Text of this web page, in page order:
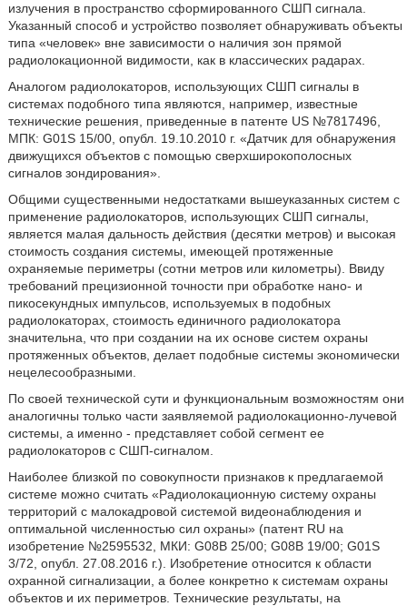
излучения в пространство сформированного СШП сигнала.
Указанный способ и устройство позволяет обнаруживать объекты
типа «человек» вне зависимости о наличия зон прямой
радиолокационной видимости, как в классических радарах.
Аналогом радиолокаторов, использующих СШП сигналы в
системах подобного типа являются, например, известные
технические решения, приведенные в патенте US №7817496,
МПК: G01S 15/00, опубл. 19.10.2010 г. «Датчик для обнаружения
движущихся объектов с помощью сверхширокополосных
сигналов зондирования».
Общими существенными недостатками вышеуказанных систем с
применение радиолокаторов, использующих СШП сигналы,
является малая дальность действия (десятки метров) и высокая
стоимость создания системы, имеющей протяженные
охраняемые периметры (сотни метров или километры). Ввиду
требований прецизионной точности при обработке нано- и
пикосекундных импульсов, используемых в подобных
радиолокаторах, стоимость единичного радиолокатора
значительна, что при создании на их основе систем охраны
протяженных объектов, делает подобные системы экономически
нецелесообразными.
По своей технической сути и функциональным возможностям они
аналогичны только части заявляемой радиолокационно-лучевой
системы, а именно - представляет собой сегмент ее
радиолокаторов с СШП-сигналом.
Наиболее близкой по совокупности признаков к предлагаемой
системе можно считать «Радиолокационную систему охраны
территорий с малокадровой системой видеонаблюдения и
оптимальной численностью сил охраны» (патент RU на
изобретение №2595532, МКИ: G08B 25/00; G08B 19/00; G01S
3/72, опубл. 27.08.2016 г.). Изобретение относится к области
охранной сигнализации, а более конкретно к системам охраны
объектов и их периметров. Технические результаты, на